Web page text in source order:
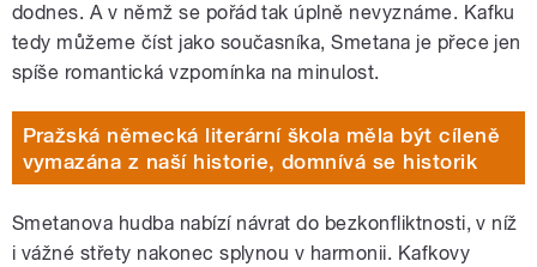
dodnes. A v němž se pořád tak úplně nevyznáme. Kafku
tedy můžeme číst jako současníka, Smetana je přece jen
spíše romantická vzpomínka na minulost.
Pražská německá literární škola měla být cíleně
vymazána z naší historie, domnívá se historik
Smetanova hudba nabízí návrat do bezkonfliktnosti, v níž
i vážné střety nakonec splynou v harmonii. Kafkovy